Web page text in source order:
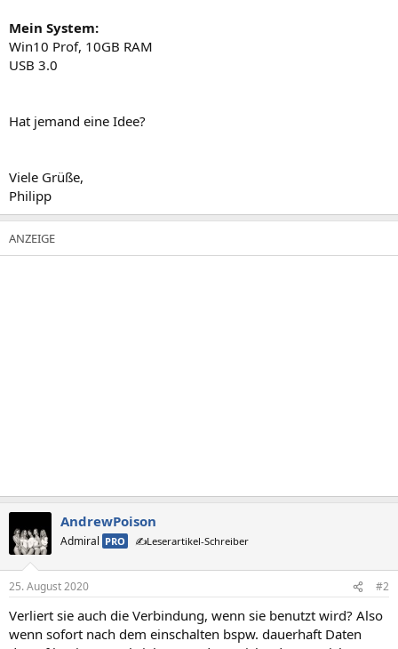
Mein System:
Win10 Prof, 10GB RAM
USB 3.0
Hat jemand eine Idee?
Viele Grüße,
Philipp
AndrewPoison
Admiral PRO ✍️Leserartikel-Schreiber
25. August 2020 #2
Verliert sie auch die Verbindung, wenn sie benutzt wird? Also
wenn sofort nach dem einschalten bspw. dauerhaft Daten